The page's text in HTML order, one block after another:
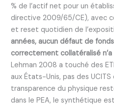
% de l’actif net pour un
directive 2009/65/CE), avec
et reset quotidien de
années, aucun défaut de
correctement collatéralisé
Lehman 2008 a touché des
aux États-Unis, pas des UCITS
transparence du physique
dans le PEA, le synthétique